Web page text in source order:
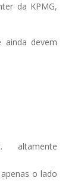
da KPMG,
devem
altamente
o lado